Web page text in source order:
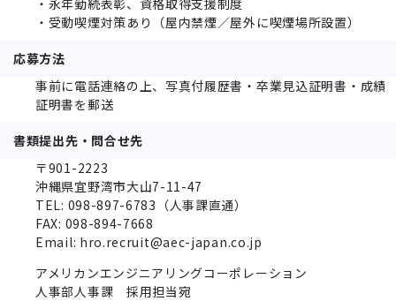
・受動喫煙対策あり（屋内禁煙／屋外に喫煙場所設置）
応募方法
事前に電話連絡の上、写真付履歴書・卒業見込証明書・成績
証明書を郵送
書類提出先・問合せ先
〒901-2223
沖縄県宜野湾市大山7-11-47
TEL: 098-897-6783（人事課直通）
FAX: 098-894-7668
Email: hro.recruit@aec-japan.co.jp
アメリカンエンジニアリングコーポレーション
人事部人事課 採用担当宛